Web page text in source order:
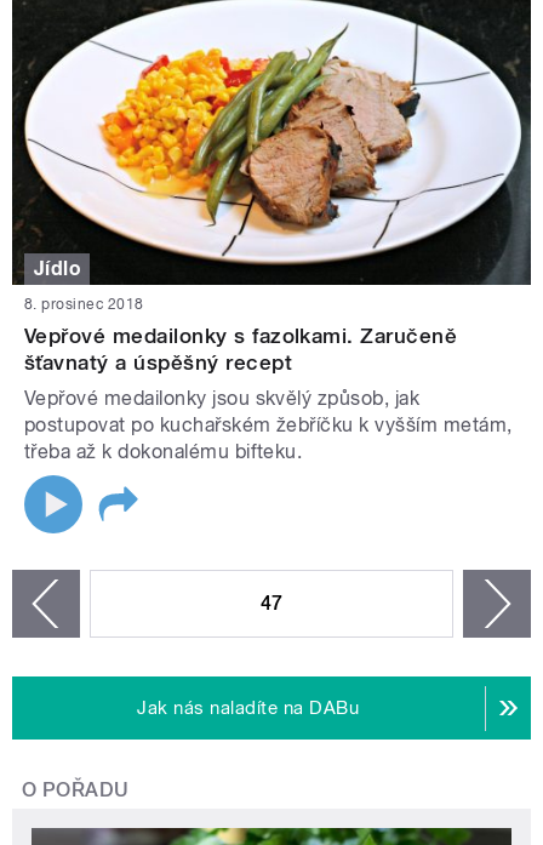
Jídlo
8. prosinec 2018
Vepřové medailonky s fazolkami. Zaručeně
šťavnatý a úspěšný recept
Vepřové medailonky jsou skvělý způsob, jak
postupovat po kuchařském žebříčku k vyšším metám,
třeba až k dokonalému bifteku.
47
Jak nás naladíte na DABu
O POŘADU